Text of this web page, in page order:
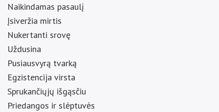
Naikindamas pasaulį
Įsiveržia mirtis
Nukertanti srovę
Uždusina
Pusiausvyrą tvarką
Egzistencija virsta
Sprukančiųjų išgąsčiu
Priedangos ir slėptuvės